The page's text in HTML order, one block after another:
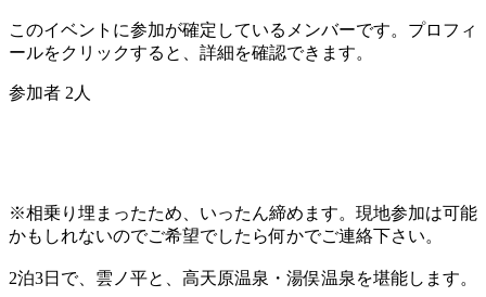
このイベントに参加が確定しているメンバーです。プロフィ
ールをクリックすると、詳細を確認できます。
参加者 2 人
※相乗り埋まったため、いったん締めます。現地参加は可能
かもしれないのでご希望でしたら何かでご連絡下さい。
2泊3日で、雲ノ平と、高天原温泉・湯俣温泉を堪能します。